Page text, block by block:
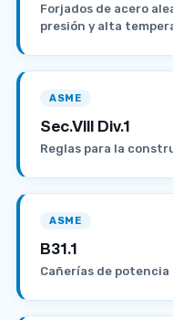
Forjados de acero
presión y alta
ASME
Sec.VIII Div.1
Reglas para la
ASME
B31.1
Cañerías de potencia